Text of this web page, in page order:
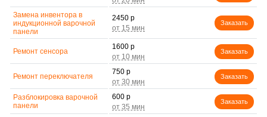
Замена инвентора в
индукционной варочной
панели
2450 р
Заказать
Ремонт сенсора
1600 р
Заказать
Ремонт переключателя
750 р
Заказать
Разблокировка варочной
панели
600 р
Заказать